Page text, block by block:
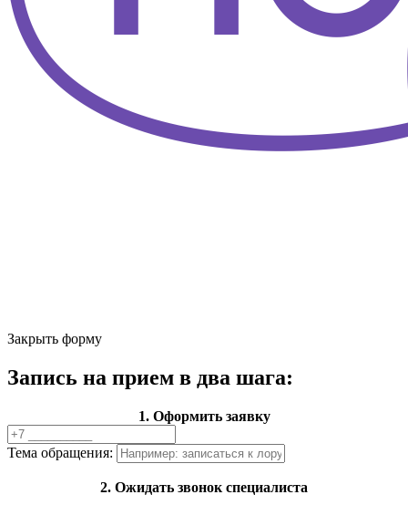
Закрыть форму
Запись на прием в два шага:
1. Оформить заявку
Тема обращения:
2. Ожидать звонок специалиста